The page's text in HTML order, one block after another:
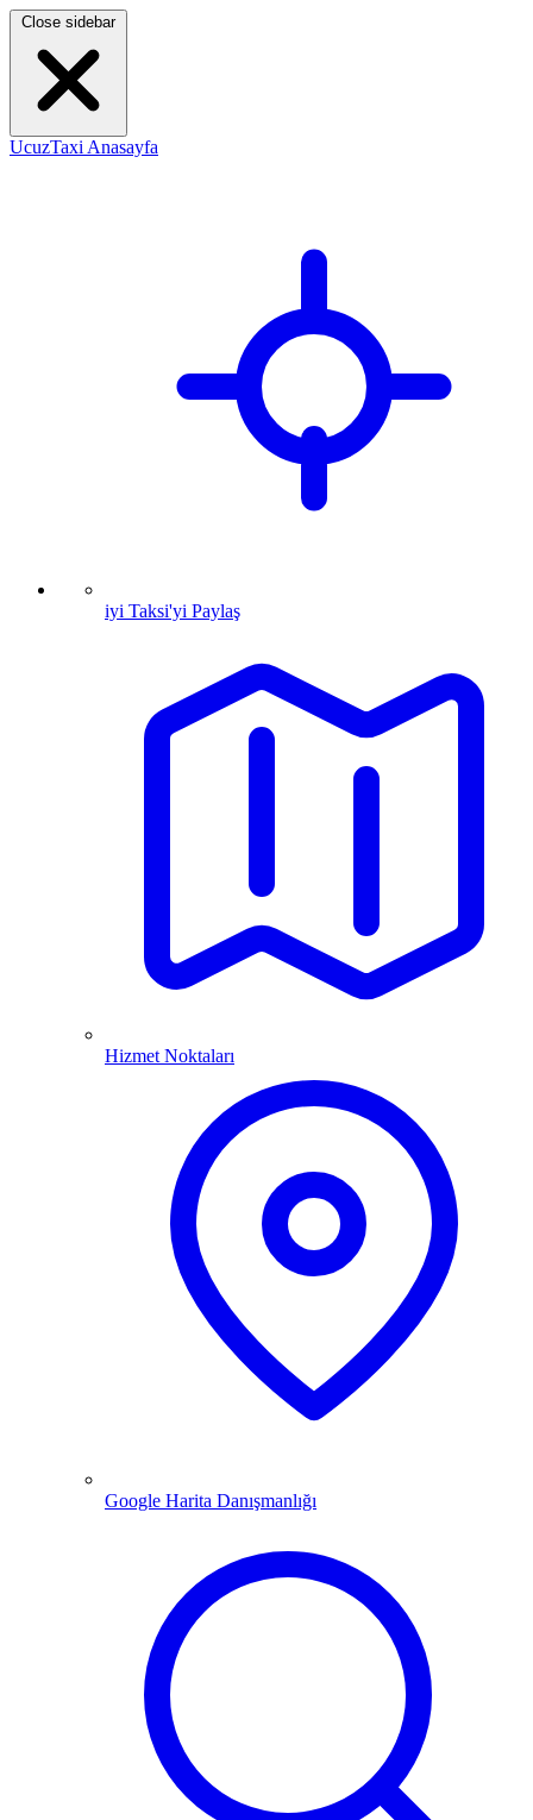
Close sidebar
UcuzTaxi Anasayfa
iyi Taksi'yi Paylaş
Hizmet Noktaları
Google Harita Danışmanlığı